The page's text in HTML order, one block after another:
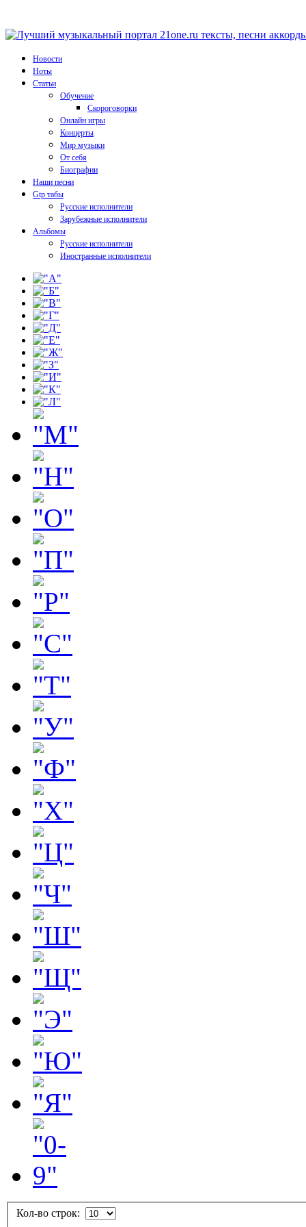
Новости
Ноты
Статьи
Обучение
Скороговорки
Онлайн игры
Концерты
Мир музыки
От себя
Биографии
Наши песни
Gtp табы
Русские исполнители
Зарубежные исполнители
Альбомы
Русские исполнители
Иностранные исполнители
Кол-во строк: